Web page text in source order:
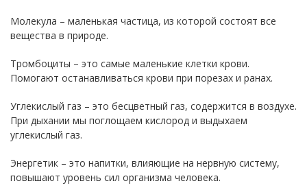
Молекула – маленькая частица, из которой состоят все
вещества в природе.
Тромбоциты – это самые маленькие клетки крови.
Помогают останавливаться крови при порезах и ранах.
Углекислый газ – это бесцветный газ, содержится в воздухе.
При дыхании мы поглощаем кислород и выдыхаем
углекислый газ.
Энергетик – это напитки, влияющие на нервную систему,
повышают уровень сил организма человека.